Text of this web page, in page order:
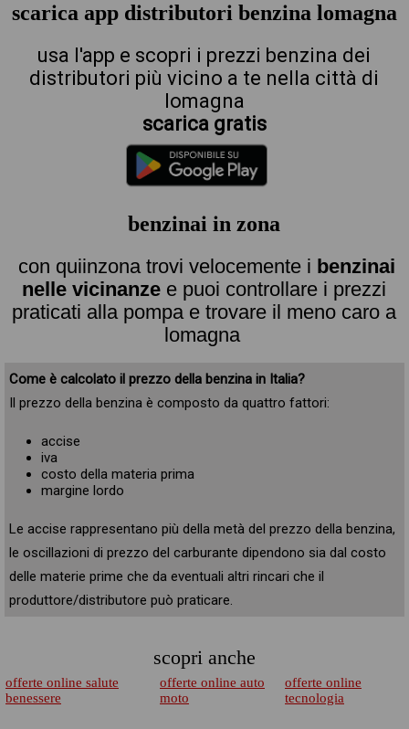
scarica app distributori benzina lomagna
usa l'app e scopri i prezzi benzina dei
distributori più vicino a te nella città di
lomagna
scarica gratis
benzinai in zona
con quiinzona trovi velocemente i benzinai
nelle vicinanze e puoi controllare i prezzi
praticati alla pompa e trovare il meno caro a
lomagna
Come è calcolato il prezzo della benzina in Italia?
Il prezzo della benzina è composto da quattro fattori:
accise
iva
costo della materia prima
margine lordo
Le accise rappresentano più della metà del prezzo della benzina,
le oscillazioni di prezzo del carburante dipendono sia dal costo
delle materie prime che da eventuali altri rincari che il
produttore/distributore può praticare.
scopri anche
offerte online salute
benessere
offerte online auto
moto
offerte online
tecnologia